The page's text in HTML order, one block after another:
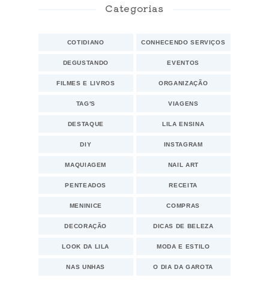
Categorias
COTIDIANO CONHECENDO SERVIÇOS
DEGUSTANDO EVENTOS
FILMES E LIVROS ORGANIZAÇÃO
TAG'S VIAGENS
DESTAQUE LILA ENSINA
DIY INSTAGRAM
MAQUIAGEM NAIL ART
PENTEADOS RECEITA
MENINICE COMPRAS
DECORAÇÃO DICAS DE BELEZA
LOOK DA LILA MODA E ESTILO
NAS UNHAS O DIA DA GAROTA